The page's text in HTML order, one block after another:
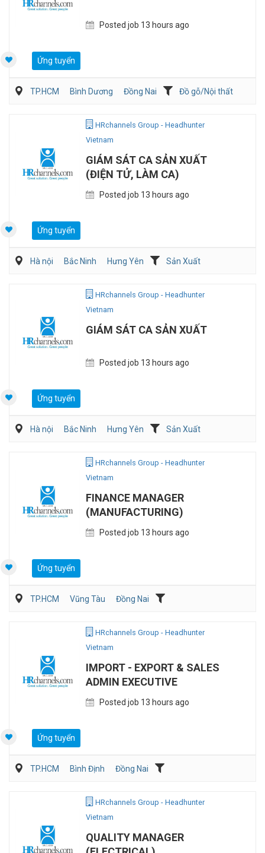
Posted job 13 hours ago
Ứng tuyển
TP.HCM Bình Dương Đồng Nai
Đồ gỗ/Nội thất
HRchannels Group - Headhunter
Vietnam
GIÁM SÁT CA SẢN XUẤT
(ĐIỆN TỬ, LÀM CA)
Posted job 13 hours ago
Ứng tuyển
Hà nội Bắc Ninh Hưng Yên
Sản Xuất
HRchannels Group - Headhunter
Vietnam
GIÁM SÁT CA SẢN XUẤT
Posted job 13 hours ago
Ứng tuyển
Hà nội Bắc Ninh Hưng Yên
Sản Xuất
HRchannels Group - Headhunter
Vietnam
FINANCE MANAGER
(MANUFACTURING)
Posted job 13 hours ago
Ứng tuyển
TP.HCM Vũng Tàu
Đồng Nai
HRchannels Group - Headhunter
Vietnam
IMPORT - EXPORT & SALES
ADMIN EXECUTIVE
Posted job 13 hours ago
Ứng tuyển
TP.HCM Bình Định
Đồng Nai
HRchannels Group - Headhunter
Vietnam
QUALITY MANAGER